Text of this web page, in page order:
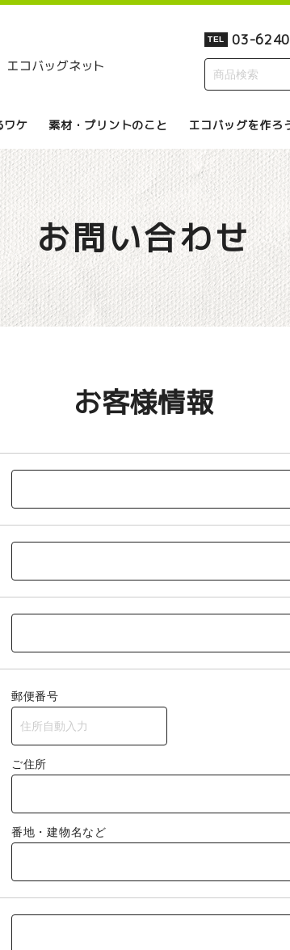
TEL 03-
ワケ 素材・プリントのこと エコバッグを作ろ
お問い合わせ
お客様情報
郵便番号
ご住所
番地・建物名など